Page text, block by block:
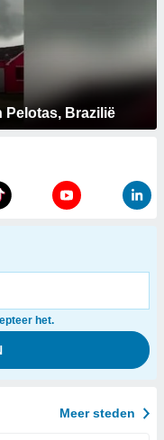
Pelotas, Brazilië
het.
Meer steden